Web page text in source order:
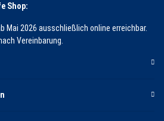
Shop:
Mai 2026 ausschließlich online erreichbar.
Vereinbarung.